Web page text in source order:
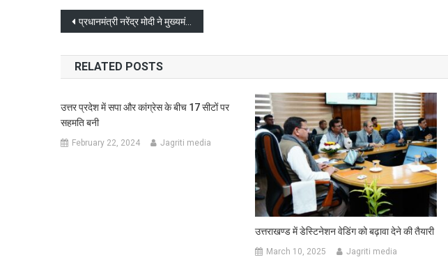
Post
navigation
प्रधानमंत्री नरेंद्र मोदी ने मुख्यमंत्री पुष्कर सिंह धामी से की बातचीत कर धराली आपदा जानकारी ली
RELATED POSTS
उत्तर प्रदेश में सपा और कांग्रेस के बीच 17 सीटों पर
सहमति बनी
February 22, 2024 Jagriti media
उत्तराखण्ड में डेस्टिनेशन वेडिंग को बढ़ावा देने की तैयारी
March 10, 2025 Jagriti media